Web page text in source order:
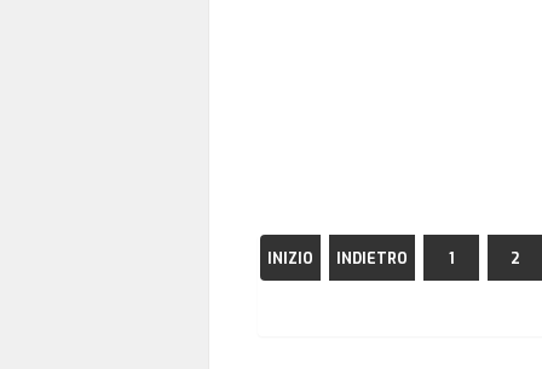
INIZIO INDIETRO 1 2